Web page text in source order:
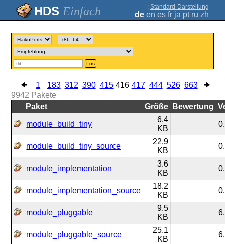
Einfach ; Standard-Darstellung
de en es fr ja pt ru zh
Los
1 183 312 390 415 416 417 444 526 663
9942 Pakete
Paket
Größe Bewertung
module_build_tiny
6.4
KB
module_build_tiny_source
22.9
KB
module_implementation
3.6
KB
module_implementation_source
18.2
KB
module_pluggable
9.5
KB
module_pluggable_source
25.1
KB